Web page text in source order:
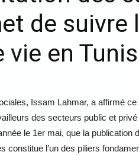
de suivre
vie en
Issam Lahmar, a affirmé
des secteurs public et
le 1er mai, que la
constitue l’un des piliers